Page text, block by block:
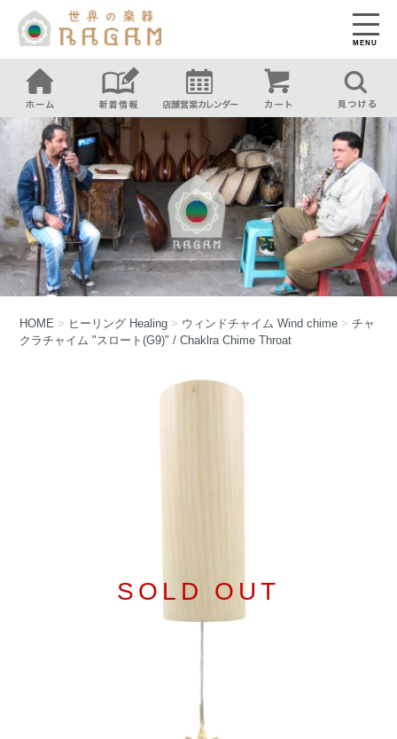
MENU
HOME > ヒーリング Healing > ウィンドチャイムWind chime >チャ
クラチャイム "スロート(G9)" / Chaklra Chime Throat
SOLD OUT